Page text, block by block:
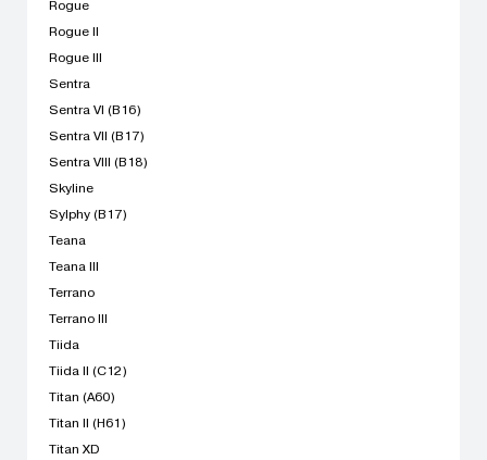
Rogue
Rogue II
Rogue III
Sentra
Sentra VI (B16)
Sentra VII (B17)
Sentra VIII (B18)
Skyline
Sylphy (B17)
Teana
Teana III
Terrano
Terrano III
Tiida
Tiida II (C12)
Titan (A60)
Titan II (H61)
Titan XD